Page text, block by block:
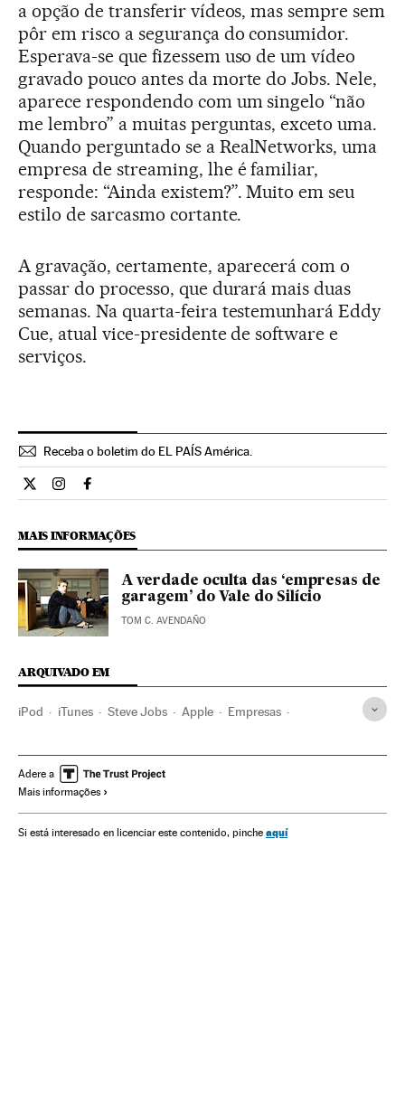
a opção de transferir vídeos, mas sempre sem
pôr em risco a segurança do consumidor.
Esperava-se que fizessem uso de um vídeo
gravado pouco antes da morte do Jobs. Nele,
aparece respondendo com um singelo “não
me lembro” a muitas perguntas, exceto uma.
Quando perguntado se a RealNetworks, uma
empresa de streaming, lhe é familiar,
responde: “Ainda existem?”. Muito em seu
estilo de sarcasmo cortante.
A gravação, certamente, aparecerá com o
passar do processo, que durará mais duas
semanas. Na quarta-feira testemunhará Eddy
Cue, atual vice-presidente de software e
serviços.
Receba o boletim do EL PAÍS América.
Economia El País Brasil en Twitter
Economia El País Brasil en Instagram
Economia El País Brasil en Facebook
MAIS INFORMAÇÕES
A verdade oculta das ‘empresas de
garagem’ do Vale do Silício
TOM C. AVENDAÑO
ARQUIVADO EM
iPod iTunes Steve Jobs Apple Empresas
Adere a
Mais informações
Si está interesado en licenciar este contenido, pinche aquí